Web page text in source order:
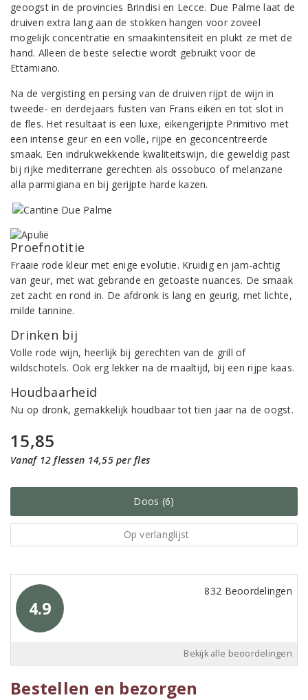
geoogst in de provincies Brindisi en Lecce. Due Palme laat de
druiven extra lang aan de stokken hangen voor zoveel
mogelijk concentratie en smaakintensiteit en plukt ze met de
hand. Alleen de beste selectie wordt gebruikt voor de
Ettamiano.
Na de vergisting en persing van de druiven rijpt de wijn in
tweede- en derdejaars fusten van Frans eiken en tot slot in
de fles. Het resultaat is een luxe, eikengerijpte Primitivo met
een intense geur en een volle, rijpe en geconcentreerde
smaak. Een indrukwekkende kwaliteitswijn, die geweldig past
bij rijke mediterrane gerechten als ossobuco of melanzane
alla parmigiana en bij gerijpte harde kazen.
Proefnotitie
Fraaie rode kleur met enige evolutie. Kruidig en jam-achtig
van geur, met wat gebrande en getoaste nuances. De smaak
zet zacht en rond in. De afdronk is lang en geurig, met lichte,
milde tannine.
Drinken bij
Volle rode wijn, heerlijk bij gerechten van de grill of
wildschotels. Ook erg lekker na de maaltijd, bij een rijpe kaas.
Houdbaarheid
Nu op dronk, gemakkelijk houdbaar tot tien jaar na de oogst.
15,85
Vanaf 12 flessen 14,55 per fles
Doos (6)
Op verlanglijst
4.9
832 Beoordelingen
Bekijk alle beoordelingen
Bestellen en bezorgen